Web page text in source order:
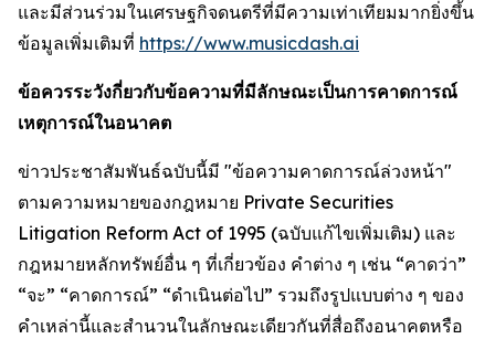
และมีส่วนร่วมในเศรษฐกิจดนตรีที่มีความเท่าเทียมมากยิ่งขึ้น
ข้อมูลเพิ่มเติมที่ https://www.musicdash.ai
ข้อควรระวังกี่ยวกับข้อความที่มีลักษณะเป็นการคาดการณ์
เหตุการณ์ในอนาคต
ข่าวประชาสัมพันธ์ฉบับนี้มี "ข้อความคาดการณ์ล่วงหน้า"
ตามความหมายของกฎหมาย Private Securities
Litigation Reform Act of 1995 (ฉบับแก้ไขเพิ่มเติม) และ
กฎหมายหลักทรัพย์อื่น ๆ ที่เกี่ยวข้อง คำต่าง ๆ เช่น “คาดว่า”
“จะ” “คาดการณ์” “ดำเนินต่อไป” รวมถึงรูปแบบต่าง ๆ ของ
คำเหล่านี้และสำนวนในลักษณะเดียวกันที่สื่อถึงอนาคตหรือ